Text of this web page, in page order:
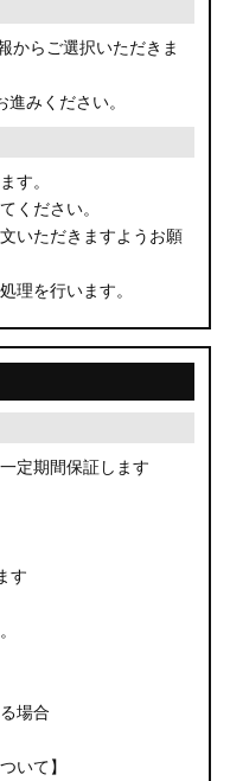
からご選択いただきま
みください。
す。
ください。
いただきますようお願
理を行います。
定期間保証します
す
場合
いて】